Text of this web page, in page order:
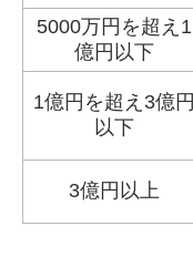
5000万円を超え1
億円以下
1億円を超え3億円
以下
3億円以上